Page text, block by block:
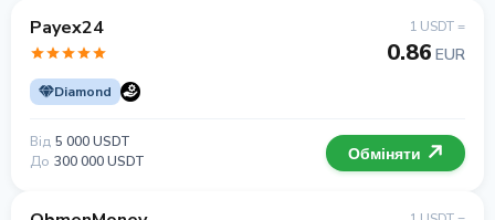
Payex24
Diamond
1 USDT =
0.86 EUR
Від 5 000 USDT
До 300 000 USDT Обміняти